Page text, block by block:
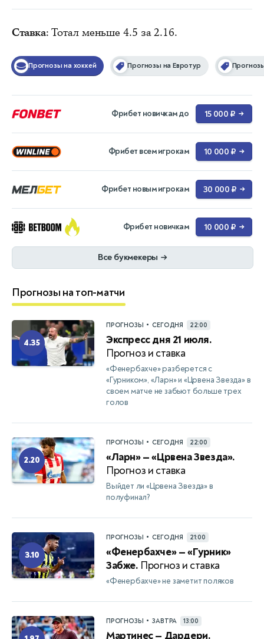
Ставка: Тотал меньше 4.5 за 2.16.
Прогнозы на хоккей Прогнозы на Евротур
Фрибет новичкам до 15 000 ₽ →
Фрибет всем игрокам 10 000 ₽ →
Фрибет новым игрокам 30 000 ₽ →
Фрибет новичкам 10 000 ₽ →
Все букмекеры →
Прогнозы на топ-матчи
4.35
ПРОГНОЗЫ • СЕГОДНЯ 22:00
Экспресс дня 21 июля.
Прогноз и ставка
«Фенербахче» разберется с
«Гурником», «Ларн» и «Црвена Звезда» в
своем матче не забьют больше трех
голов
2.20
ПРОГНОЗЫ • СЕГОДНЯ 22:00
«Ларн» — «Црвена Звезда».
Прогноз и ставка
Выйдет ли «Црвена Звезда» в
полуфинал?
3.10
ПРОГНОЗЫ • СЕГОДНЯ 21:00
«Фенербахче» — «Гурник»
Забже. Прогноз и ставка
«Фенербахче» не заметит поляков
ПРОГНОЗЫ • ЗАВТРА 13:00
Мартинес — Дардери.